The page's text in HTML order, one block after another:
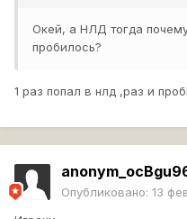
Окей, а НЛД тогда
пробилось?
1 раз попал в нлд ,раз и
Опубликовано: 13